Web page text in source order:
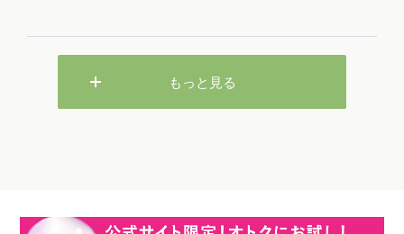
もっと見る